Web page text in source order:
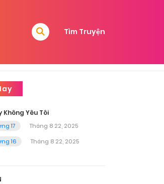
Tìm Truyện
Không Yêu Tôi
17
Tháng 8 22, 2025
16
Tháng 8 22, 2025